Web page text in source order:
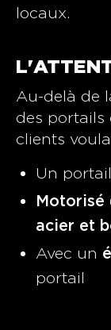
locaux.
Au-delà de
des portails
clients
Un portail
Motorisé
acier et
Avec un
portail